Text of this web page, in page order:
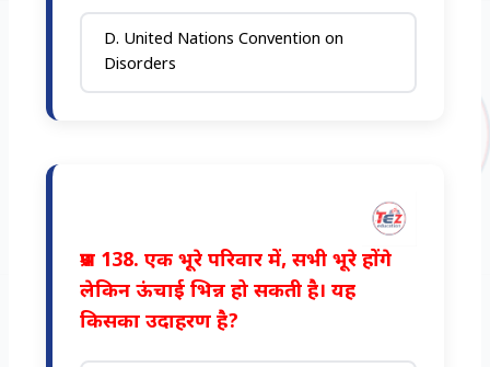
D. United Nations Convention on
Disorders
प्रश्न 138. एक भूरे परिवार में, सभी भूरे होंगे
लेकिन ऊंचाई भिन्न हो सकती है। यह
किसका उदाहरण है?